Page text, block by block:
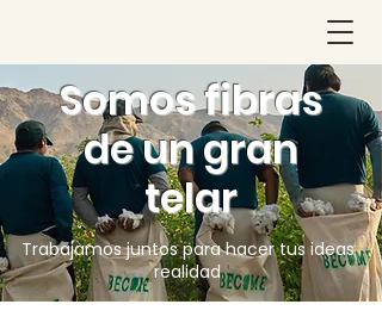
Somos fibras
de un gran
telar
Trabajamos juntos para hacer tus ideas
realidad